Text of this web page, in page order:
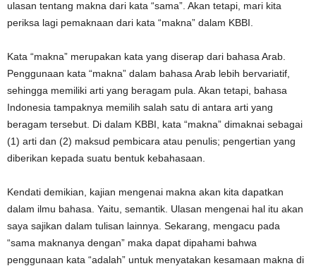
ulasan tentang makna dari kata “sama”. Akan tetapi, mari kita
periksa lagi pemaknaan dari kata “makna” dalam KBBI.
Kata “makna” merupakan kata yang diserap dari bahasa Arab.
Penggunaan kata “makna” dalam bahasa Arab lebih bervariatif,
sehingga memiliki arti yang beragam pula. Akan tetapi, bahasa
Indonesia tampaknya memilih salah satu di antara arti yang
beragam tersebut. Di dalam KBBI, kata “makna” dimaknai sebagai
(1) arti dan (2) maksud pembicara atau penulis; pengertian yang
diberikan kepada suatu bentuk kebahasaan.
Kendati demikian, kajian mengenai makna akan kita dapatkan
dalam ilmu bahasa. Yaitu, semantik. Ulasan mengenai hal itu akan
saya sajikan dalam tulisan lainnya. Sekarang, mengacu pada
“sama maknanya dengan” maka dapat dipahami bahwa
penggunaan kata “adalah” untuk menyatakan kesamaan makna di